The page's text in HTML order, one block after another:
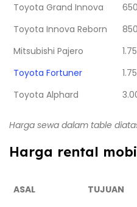
Toyota Grand Innova
Toyota Innova Reborn
Mitsubishi Pajero
Toyota Fortuner
Toyota Alphard
Harga sewa dalam table
Harga rental
ASAL TUJUAN